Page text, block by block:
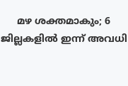
മഴ ശക്തമാകും; 6
ജില്ലകളിൽ ഇന്ന് അവധി